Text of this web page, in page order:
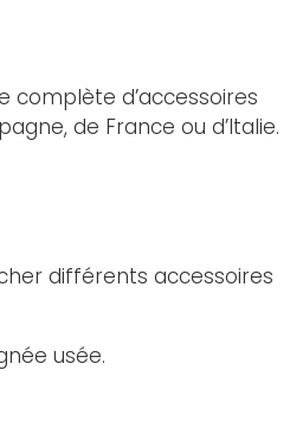
complète d’accessoires
de France ou d’Italie.
différents accessoires
usée.